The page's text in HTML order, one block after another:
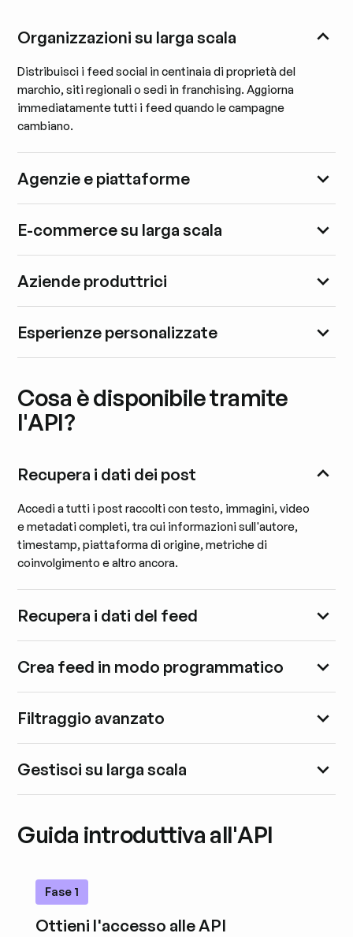
Organizzazioni su larga scala
Distribuisci i feed social in centinaia di proprietà del
marchio, siti regionali o sedi in franchising. Aggiorna
immediatamente tutti i feed quando le campagne
cambiano.
Agenzie e piattaforme
E-commerce su larga scala
Aziende produttrici
Esperienze personalizzate
Cosa è disponibile tramite
l'API?
Recupera i dati dei post
Accedi a tutti i post raccolti con testo, immagini, video
e metadati completi, tra cui informazioni sull'autore,
timestamp, piattaforma di origine, metriche di
coinvolgimento e altro ancora.
Recupera i dati del feed
Crea feed in modo programmatico
Filtraggio avanzato
Gestisci su larga scala
Guida introduttiva all'API
Fase 1
Ottieni l'accesso alle API